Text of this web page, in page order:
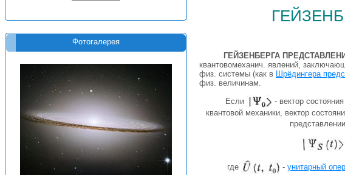
Фотогалерея
ГЕЙЗЕНБЕРГА
квантовомеханич. явлений,
физ. системы (как в Шрёдингера
физ. величинам.
Если
- вектор
квантовой механики, вектор
где - унитарный